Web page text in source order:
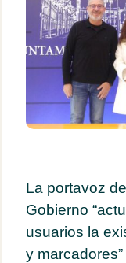
La portavoz
Gobierno
usuarios la
y